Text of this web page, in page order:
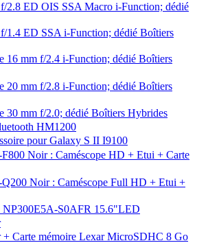
2.8 ED OIS SSA Macro i-Function; dédié
1.4 ED SSA i-Function; dédié Boîtiers
16 mm f/2.4 i-Function; dédié Boîtiers
20 mm f/2.8 i-Function; dédié Boîtiers
30 mm f/2.0; dédié Boîtiers Hybrides
HM1200
pour Galaxy S II I9100
Noir : Caméscope HD + Etui + Carte
Noir : Caméscope Full HD + Etui +
NP300E5A-S0AFR 15.6"LED
+ Carte mémoire Lexar MicroSDHC 8 Go